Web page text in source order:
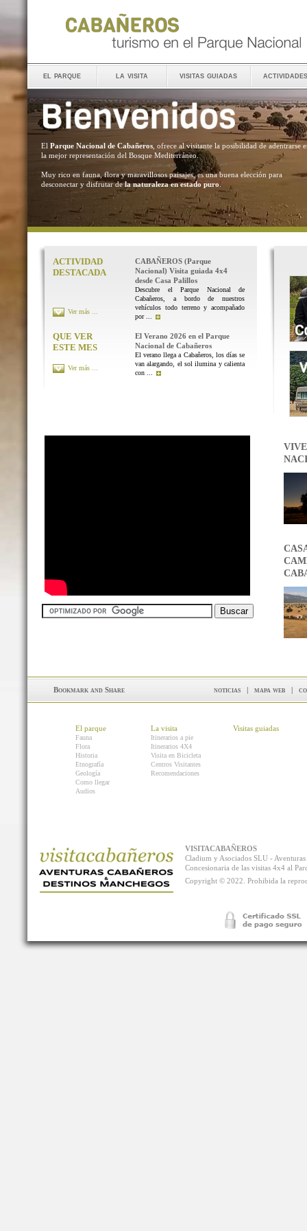
el parque la visita visitas guiadas actividades
El Parque Nacional de Cabañeros , ofrece al visitante la posibilidad de adentrarse
la mejor representación del Bosque Mediterráneo.
Muy rico en fauna, flora y maravillosos paisajes, es una buena elección para
desconectar y disfrutar dela naturaleza en estado puro .
ACTIVIDAD
DESTACADA
CABAÑEROS (Parque
Nacional) Visita guiada 4x4
desde Casa Palillos
Descubre el Parque Nacional de
Cabañeros, a bordo de nuestros
vehículos todo terreno y acompañado
por ...
Ver más ...
QUE VER
ESTE MES
El Verano 2026 en el Parque
Nacional de Cabañeros
El verano llega a Cabañeros, los días se
van alargando, el sol ilumina y calienta
con ...
Ver más ...
noticias | mapa web |
El parque
Fauna
Flora
Historia
Etnografía
Geología
Como llegar
Audios
La visita
Itinerarios a pie
Itinerarios 4X4
Visita en Bicicleta
Centros Visitantes
Recomendaciones
Visitas guiadas
VISITACABAÑEROS
Cladium y Asociados SLU -
Concesionaria de las visitas 4x4 al
Copyright © 2022. Prohibida la